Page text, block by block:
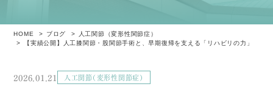
HOME ブログ
人工関節（変形性関節症）
【実績公開】人工膝関節・股関節手術と、早期復帰を支える「リハビリの力」
2026.01.21 人工関節（変形性関節症）